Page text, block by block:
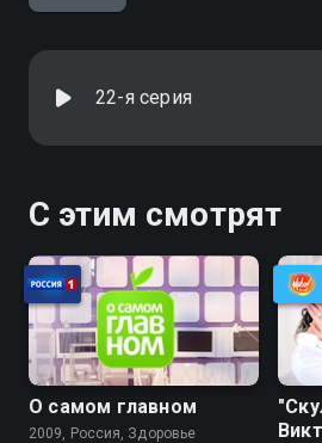
22-я серия
С этим смотрят
О самом главном
2009, Россия, Здоровье